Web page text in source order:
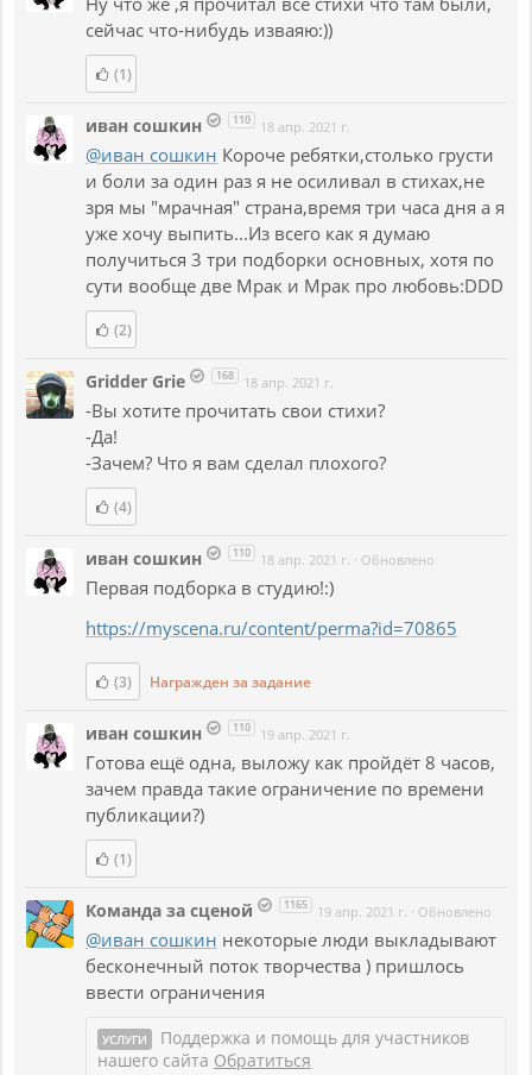
сейчас что-нибудь изваяю:))
(1)
иван сошкин 110 18 апр. 2021 г.
@иван сошкин Короче ребятки,столько грусти
и боли за один раз я не осиливал в стихах,не
зря мы "мрачная" страна,время три часа дня а я
уже хочу выпить...Из всего как я думаю
получиться 3 три подборки основных, хотя по
сути вообще две Мрак и Мрак про любовь:DDD
(2)
Gridder Grie 168 18 апр. 2021 г.
-Вы хотите прочитать свои стихи?
-Да!
-Зачем? Что я вам сделал плохого?
(4)
иван сошкин 110 18 апр. 2021 г. · Обновлено
Первая подборка в студию!:)
https://myscena.ru/content/perma?id=70865
(3) Награжден за задание
иван сошкин 110 19 апр. 2021 г.
Готова ещё одна, выложу как пройдёт 8 часов,
зачем правда такие ограничение по времени
публикации?)
(1)
Команда за сценой 1165 19 апр. 2021 г. · Обновлено
@иван сошкин некоторые люди выкладывают
бесконечный поток творчества ) пришлось
ввести ограничения
УСЛУГИ
Поддержка и помощь для участников
нашего сайта Обратиться